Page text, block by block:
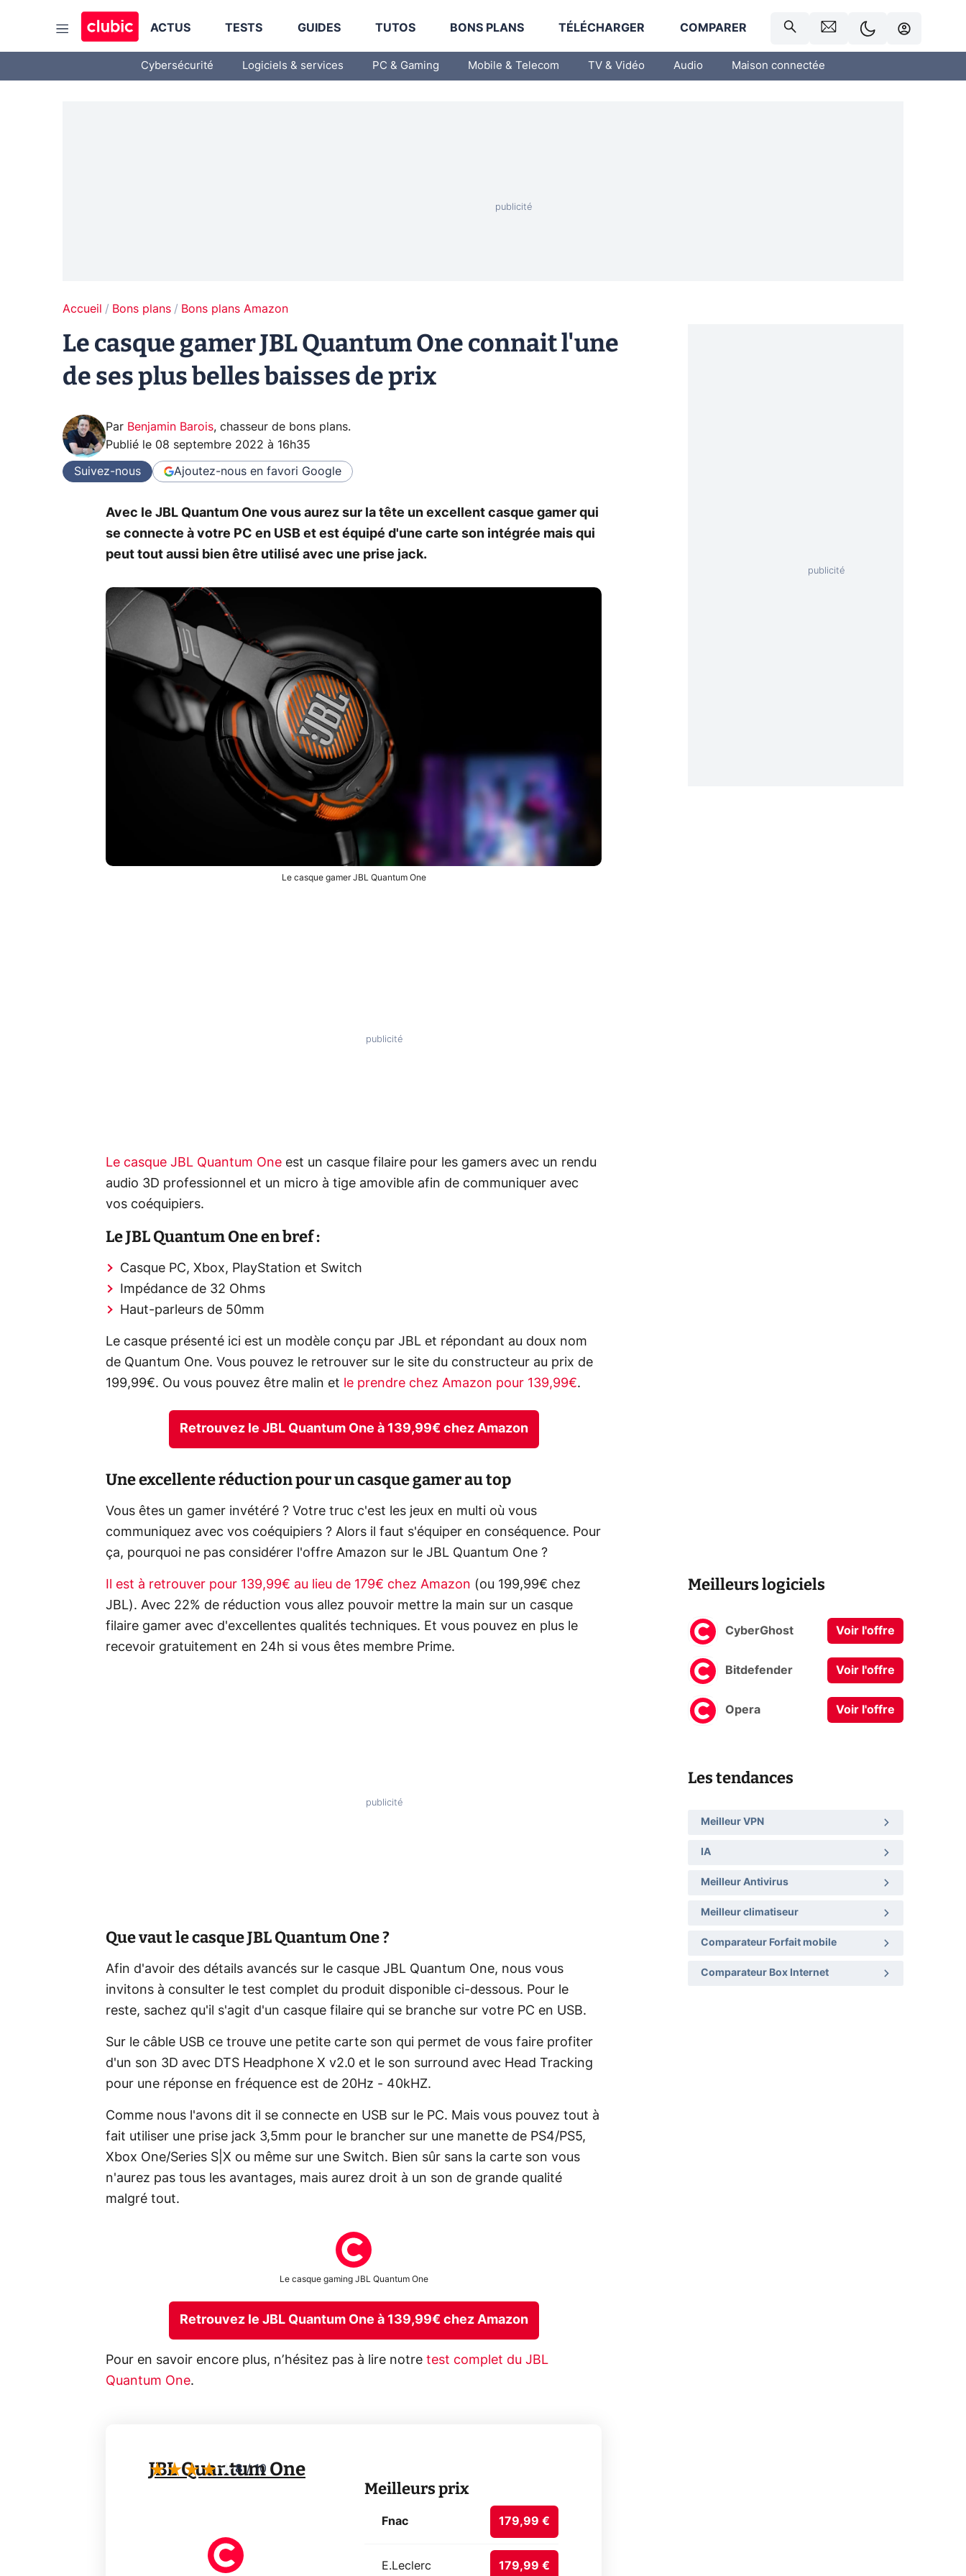
ACTUS TESTS GUIDES TUTOS BONS PLANS TÉLÉCHARGER COMPARER
Cybersécurité Logiciels & services PC & Gaming Mobile & Telecom TV & Vidéo Audio Maison connectée
Accueil Bons plans Bons plans Amazon
Le casque gamer JBL Quantum One connait l'une
de ses plus belles baisses de prix
Par Benjamin Barois, chasseur de bons plans.
Publié le 08 septembre 2022 à 16h35
Suivez-nous Ajoutez-nous en favori Google
Avec le JBL Quantum One vous aurez sur la tête un excellent casque gamer qui
se connecte à votre PC en USB et est équipé d'une carte son intégrée mais qui
peut tout aussi bien être utilisé avec une prise jack.
Le casque gamer JBL Quantum One
Le casque JBL Quantum One est un casque filaire pour les gamers avec un rendu
audio 3D professionnel et un micro à tige amovible afin de communiquer avec
vos coéquipiers.
Le JBL Quantum One en bref :
Casque PC, Xbox, PlayStation et Switch
Impédance de 32 Ohms
Haut-parleurs de 50mm
Le casque présenté ici est un modèle conçu par JBL et répondant au doux nom
de Quantum One. Vous pouvez le retrouver sur le site du constructeur au prix de
199,99€. Ou vous pouvez être malin et
le prendre chez Amazon pour 139,99€.
Retrouvez le JBL Quantum One à 139,99€ chez Amazon
Une excellente réduction pour un casque gamer au top
Vous êtes un gamer invétéré ? Votre truc c'est les jeux en multi où vous
communiquez avec vos coéquipiers ? Alors il faut s'équiper en conséquence. Pour
ça, pourquoi ne pas considérer l'offre Amazon sur le JBL Quantum One ?
Il est à retrouver pour 139,99€ au lieu de 179€ chez Amazon (ou 199,99€ chez
JBL). Avec 22% de réduction vous allez pouvoir mettre la main sur un casque
filaire gamer avec d'excellentes qualités techniques. Et vous pouvez en plus le
recevoir gratuitement en 24h si vous êtes membre Prime.
Que vaut le casque JBL Quantum One ?
Afin d'avoir des détails avancés sur le casque JBL Quantum One, nous vous
invitons à consulter le test complet du produit disponible ci-dessous. Pour le
reste, sachez qu'il s'agit d'un casque filaire qui se branche sur votre PC en USB.
Sur le câble USB ce trouve une petite carte son qui permet de vous faire profiter
d'un son 3D avec DTS Headphone X v2.0 et le son surround avec Head Tracking
pour une réponse en fréquence est de 20Hz - 40kHZ.
Comme nous l'avons dit il se connecte en USB sur le PC. Mais vous pouvez tout à
fait utiliser une prise jack 3,5mm pour le brancher sur une manette de PS4/PS5,
Xbox One/Series S|X ou même sur une Switch. Bien sûr sans la carte son vous
n'aurez pas tous les avantages, mais aurez droit à un son de grande qualité
malgré tout.
Le casque gaming JBL Quantum One
Retrouvez le JBL Quantum One à 139,99€ chez Amazon
Pour en savoir encore plus, n’hésitez pas à lire notre test complet du JBL
Quantum One.
JBL Quantum One
8/10
Meilleurs prix
Fnac 179,99 €
E.Leclerc 179,99 €
Meilleurs logiciels
CyberGhost Voir l'offre
Bitdefender Voir l'offre
Opera Voir l'offre
Les tendances
Meilleur VPN
IA
Meilleur Antivirus
Meilleur climatiseur
Comparateur Forfait mobile
Comparateur Box Internet